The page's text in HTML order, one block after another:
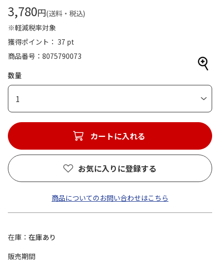
3,780円(送料・税込)
※軽減税率対象
獲得ポイント： 37 pt
商品番号
8075790073
数量
1
カートに入れる
お気に入りに登録する
商品についてのお問い合わせはこちら
在庫
在庫あり
販売期間